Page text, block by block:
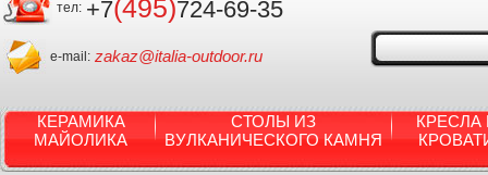
тел: +7(495)724-69-35
e-mail: zakaz@italia-outdoor.ru
КЕРАМИКА
МАЙОЛИКА
СТОЛЫ ИЗ
ВУЛКАНИЧЕСКОГО КАМНЯ
КРЕСЛА